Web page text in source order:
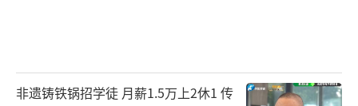
非遗铸铁锅招学徒 月薪1.5万上2休1 传